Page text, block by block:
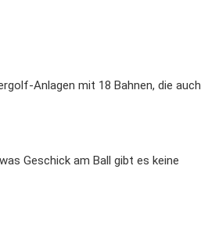
Anlagen mit 18 Bahnen, die auch
Geschick am Ball gibt es keine